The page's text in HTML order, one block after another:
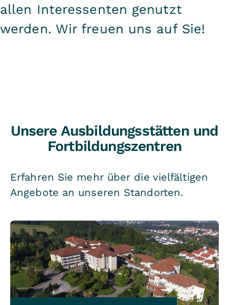
allen Interessenten genutzt
werden. Wir freuen uns auf Sie!
Unsere Ausbildungsstätten und
Fortbildungszentren
Erfahren Sie mehr über die vielfältigen
Angebote an unseren Standorten.